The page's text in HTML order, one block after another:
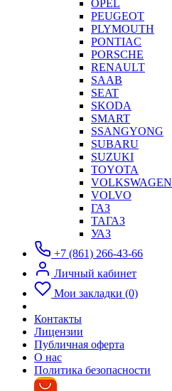
OPEL
PEUGEOT
PLYMOUTH
PONTIAC
PORSCHE
RENAULT
SAAB
SEAT
SKODA
SMART
SSANGYONG
SUBARU
SUZUKI
TOYOTA
VOLKSWAGEN
VOLVO
ГАЗ
ТАГАЗ
УАЗ
+7 (861) 266-43-66
Личный кабинет
Мои закладки (0)
Контакты
Лицензии
Публичная оферта
О нас
Политика безопасности